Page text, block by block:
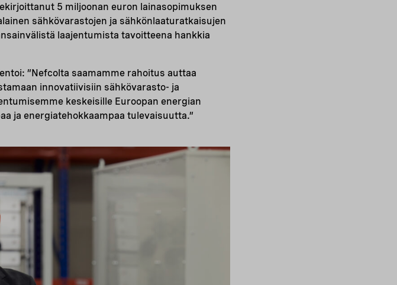
5 miljoonan euron lainasopimuksen
sähkövarastojen ja sähkönlaaturatkaisujen
laajentumista tavoitteena hankkia
”Nefcolta saamamme rahoitus auttaa
innovatiivisiin sähkövarasto- ja
keskeisille Euroopan energian
ja energiatehokkaampaa tulevaisuutta.”